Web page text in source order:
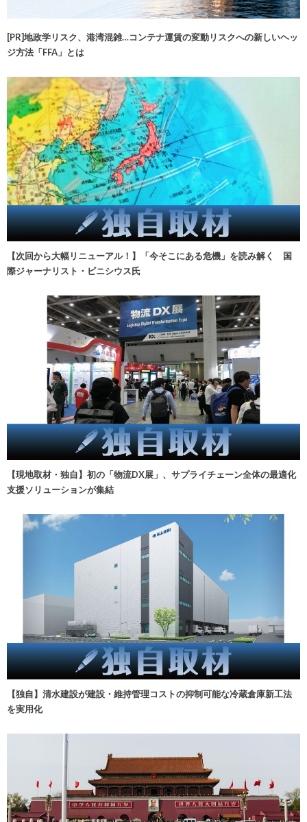
[PR]地政学リスク、港湾混雑…コンテナ運賃の変動リスクへの新しいヘッ
ジ方法「FFA」とは
【次回から大幅リニューアル！】「今そこにある危機」を読み解く 国
際ジャーナリスト・ビニシウス氏
【現地取材・独自】初の「物流DX展」、サプライチェーン全体の最適化
支援ソリューションが集結
【独自】清水建設が建設・維持管理コストの抑制可能な冷蔵倉庫新工法
を実用化